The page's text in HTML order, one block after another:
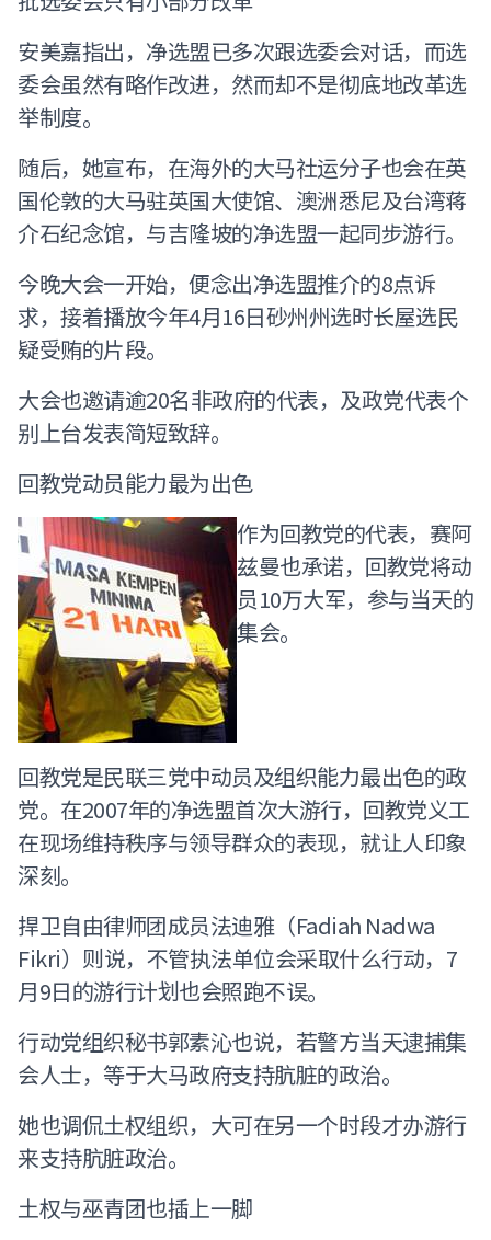
安美嘉指出，净选盟已多次跟选委会对话，而选
委会虽然有略作改进，然而却不是彻底地改革选
举制度。
随后，她宣布，在海外的大马社运分子也会在英
国伦敦的大马驻英国大使馆、澳洲悉尼及台湾蒋
介石纪念馆，与吉隆坡的净选盟一起同步游行。
今晚大会一开始，便念出净选盟推介的8点诉
求，接着播放今年4月16日砂州州选时长屋选民
疑受贿的片段。
大会也邀请逾20名非政府的代表，及政党代表个
别上台发表简短致辞。
回教党动员能力最为出色
作为回教党的代表，赛阿
兹曼也承诺，回教党将动
员10万大军，参与当天的
集会。
回教党是民联三党中动员及组织能力最出色的政
党。在2007年的净选盟首次大游行，回教党义工
在现场维持秩序与领导群众的表现，就让人印象
深刻。
捍卫自由律师团成员法迪雅（Fadiah Nadwa
Fikri）则说，不管执法单位会采取什么行动，7
月9日的游行计划也会照跑不误。
行动党组织秘书郭素沁也说，若警方当天逮捕集
会人士，等于大马政府支持肮脏的政治。
她也调侃土权组织，大可在另一个时段才办游行
来支持肮脏政治。
土权与巫青团也插上一脚